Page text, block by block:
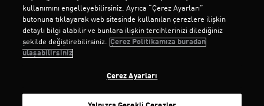
kullanımını engelleyebilirsiniz. Ayrıca “Çerez Ayarları”
butonuna tıklayarak web sitesinde kullanılan çerezlere ilişkin
detaylı bilgi alabilir ve bunlara ilişkin tercihlerinizi dilediğiniz
şekilde değiştirebilirsiniz. Çerez Politikamıza buradan
ulaşabilirsiniz
Çerez Ayarları